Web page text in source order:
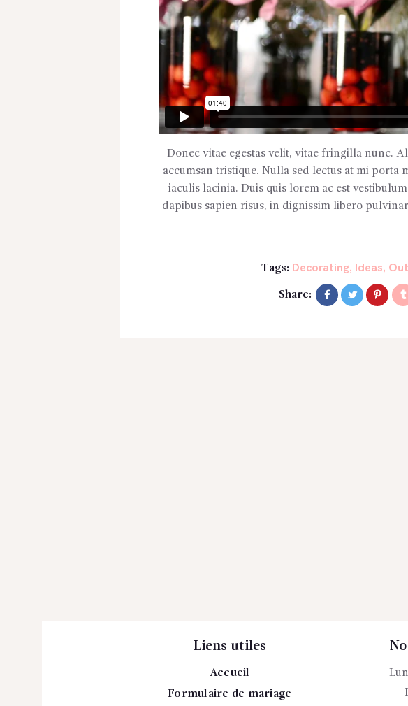
Donec vitae egestas velit, vitae fringilla nunc.
accumsan tristique. Nulla sed lectus at mi porta
iaculis lacinia. Duis quis lorem ac est
dapibus sapien risus, in dignissim libero
Tags: Decorating, Ideas,
Share:
Liens utiles
Accueil
Formulaire de mariage